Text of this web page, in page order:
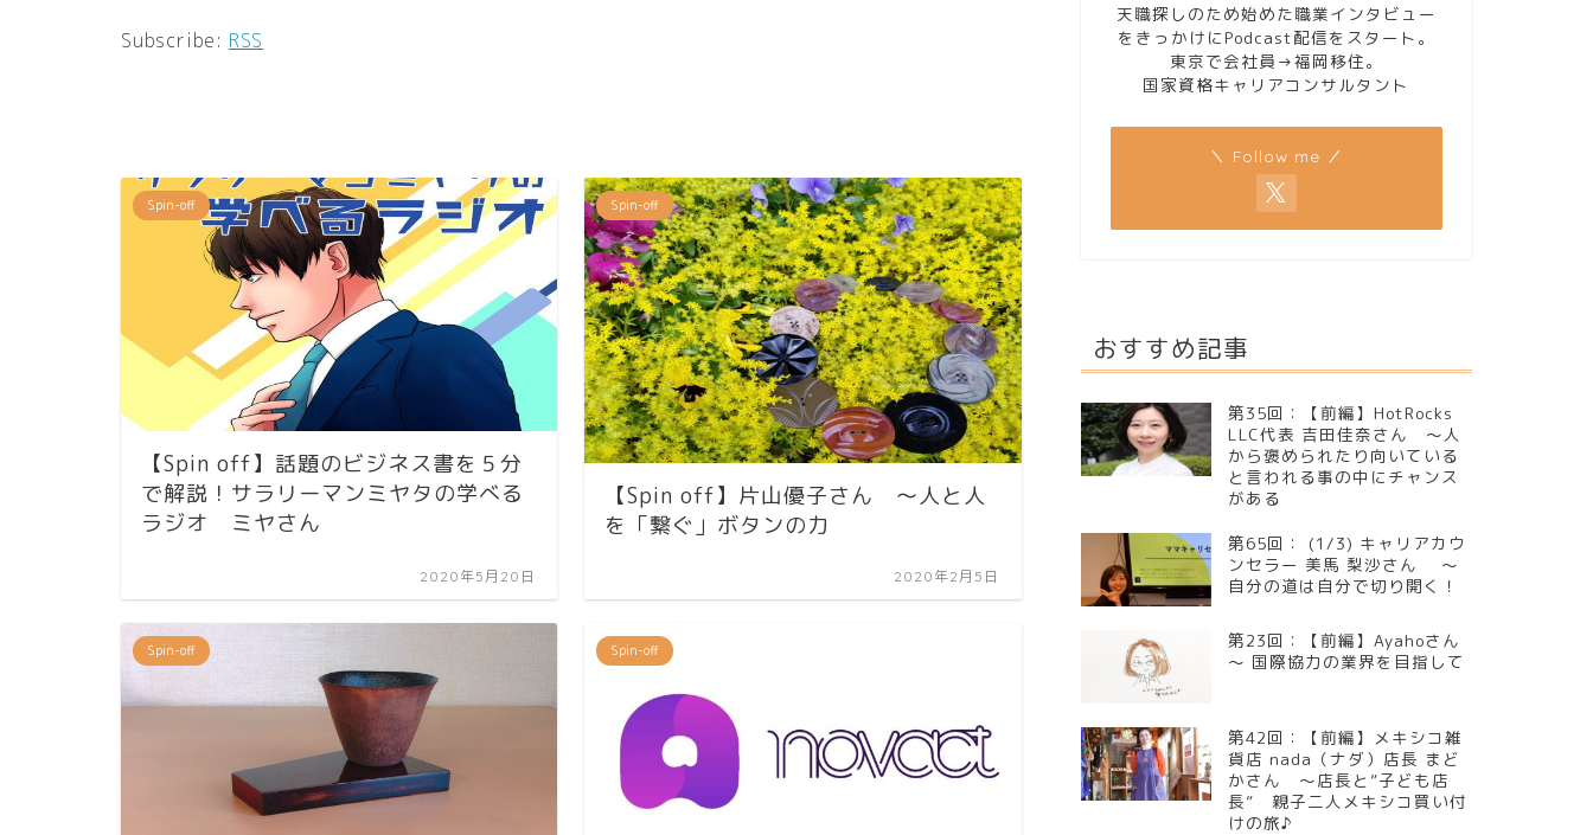
ヤ
矢
印
キ
ー
を
使
っ
て
く
だ
さ
い。
Subscribe: RSS
Spin-off
【Spin off】話題のビジネス書を５分
で解説！サラリーマンミヤタの学べる
ラジオ ミヤさん
2020年5月20日
Spin-off
【Spin off】片山優子さん ～人と人
を「繋ぐ」ボタンの力
2020年2月5日
Spin-off Spin-off
天職探しのため始めた職業インタビュー
をきっかけにPodcast配信をスタート。
東京で会社員→福岡移住。
国家資格キャリアコンサルタント
＼ Follow me ／
おすすめ記事
第35回：【前編】HotRocks
LLC代表 吉田佳奈さん ～人
から褒められたり向いている
と言われる事の中にチャンス
がある
第65回： (1/3) キャリアカウ
ンセラー 美馬 梨沙さん ～
自分の道は自分で切り開く！
第23回：【前編】Ayahoさん
～ 国際協力の業界を目指して
第42回：【前編】メキシコ雑
貨店 nada（ナダ）店長 まど
かさん ～店長と”子ども店
長” 親子二人メキシコ買い付
けの旅♪